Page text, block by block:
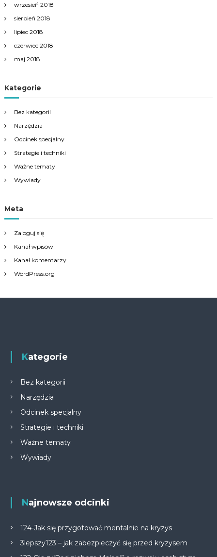
wrzesień 2018
sierpień 2018
lipiec 2018
czerwiec 2018
maj 2018
Kategorie
Bez kategorii
Narzędzia
Odcinek specjalny
Strategie i techniki
Ważne tematy
Wywiady
Meta
Zaloguj się
Kanał wpisów
Kanał komentarzy
WordPress.org
Kategorie
Bez kategorii
Narzędzia
Odcinek specjalny
Strategie i techniki
Ważne tematy
Wywiady
Najnowsze odcinki
124-Jak się przygotować mentalnie na kryzys
3lepszy123 – jak zabezpieczyć się przed kryzysem